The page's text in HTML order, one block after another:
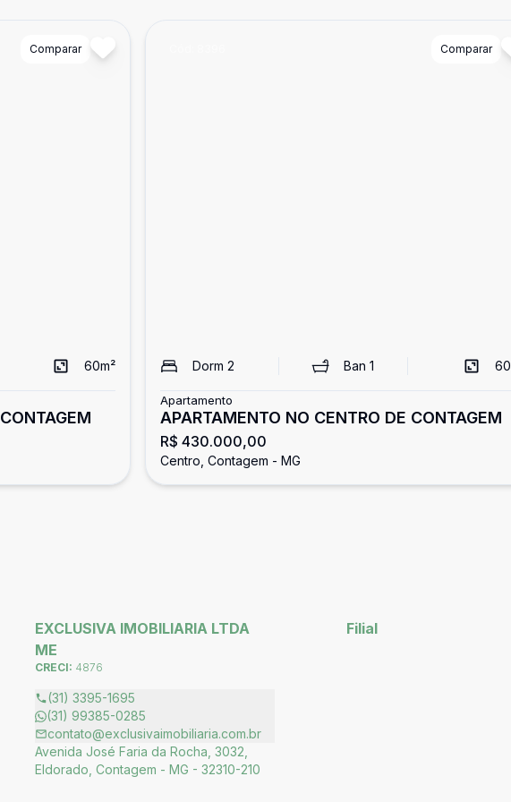
Comparar
60m²
Comparar
Dorm 2 Ban1 60
Apartamento
APARTAMENTO NO CENTRO DE CONTAGEM
R$ 430.000,00
Centro, Contagem - MG
EXCLUSIVA IMOBILIARIA LTDA
ME
CRECI: 4876
(31) 3395-1695
(31) 99385-0285
contato@exclusivaimobiliaria.com.br
Avenida José Faria da Rocha, 3032,
Eldorado, Contagem - MG - 32310-210
Filial